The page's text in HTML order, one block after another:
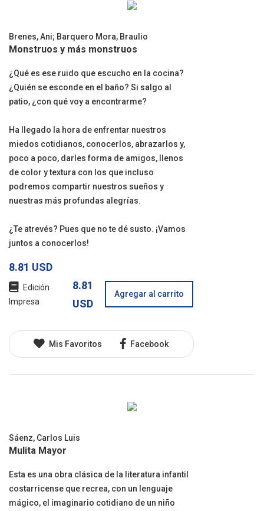
Brenes, Ani; Barquero Mora, Braulio
Monstruos y más monstruos
¿Qué es ese ruido que escucho en la cocina?
¿Quién se esconde en el baño? Si salgo al
patio, ¿con qué voy a encontrarme?
Ha llegado la hora de enfrentar nuestros
miedos cotidianos, conocerlos, abrazarlos y,
poco a poco, darles forma de amigos, llenos
de color y textura con los que incluso
podremos compartir nuestros sueños y
nuestras más profundas alegrías.
¿Te atrevés? Pues que no te dé susto. ¡Vamos
juntos a conocerlos!
8.81 USD
Edición
Impresa
8.81
USD
Agregar al carrito
Mis Favoritos Facebook
Sáenz, Carlos Luis
Mulita Mayor
Esta es una obra clásica de la literatura infantil
costarricense que recrea, con un lenguaje
mágico, el imaginario cotidiano de un niño